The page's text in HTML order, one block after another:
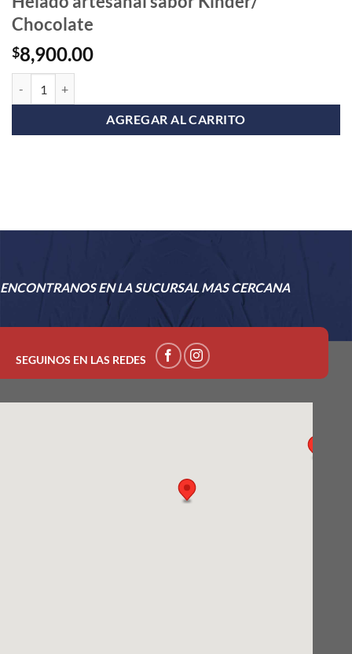
Chocolate
$8,900.00
AGREGAR AL CARRITO
ENCONTRANOS EN LA SUCURSAL MAS CERCANA
SEGUINOS EN LAS REDES